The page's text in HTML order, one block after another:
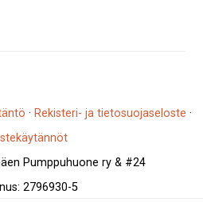
· Rekisteri- ja tietosuojaseloste ·
Pumppuhuone ry & #24
2796930-5